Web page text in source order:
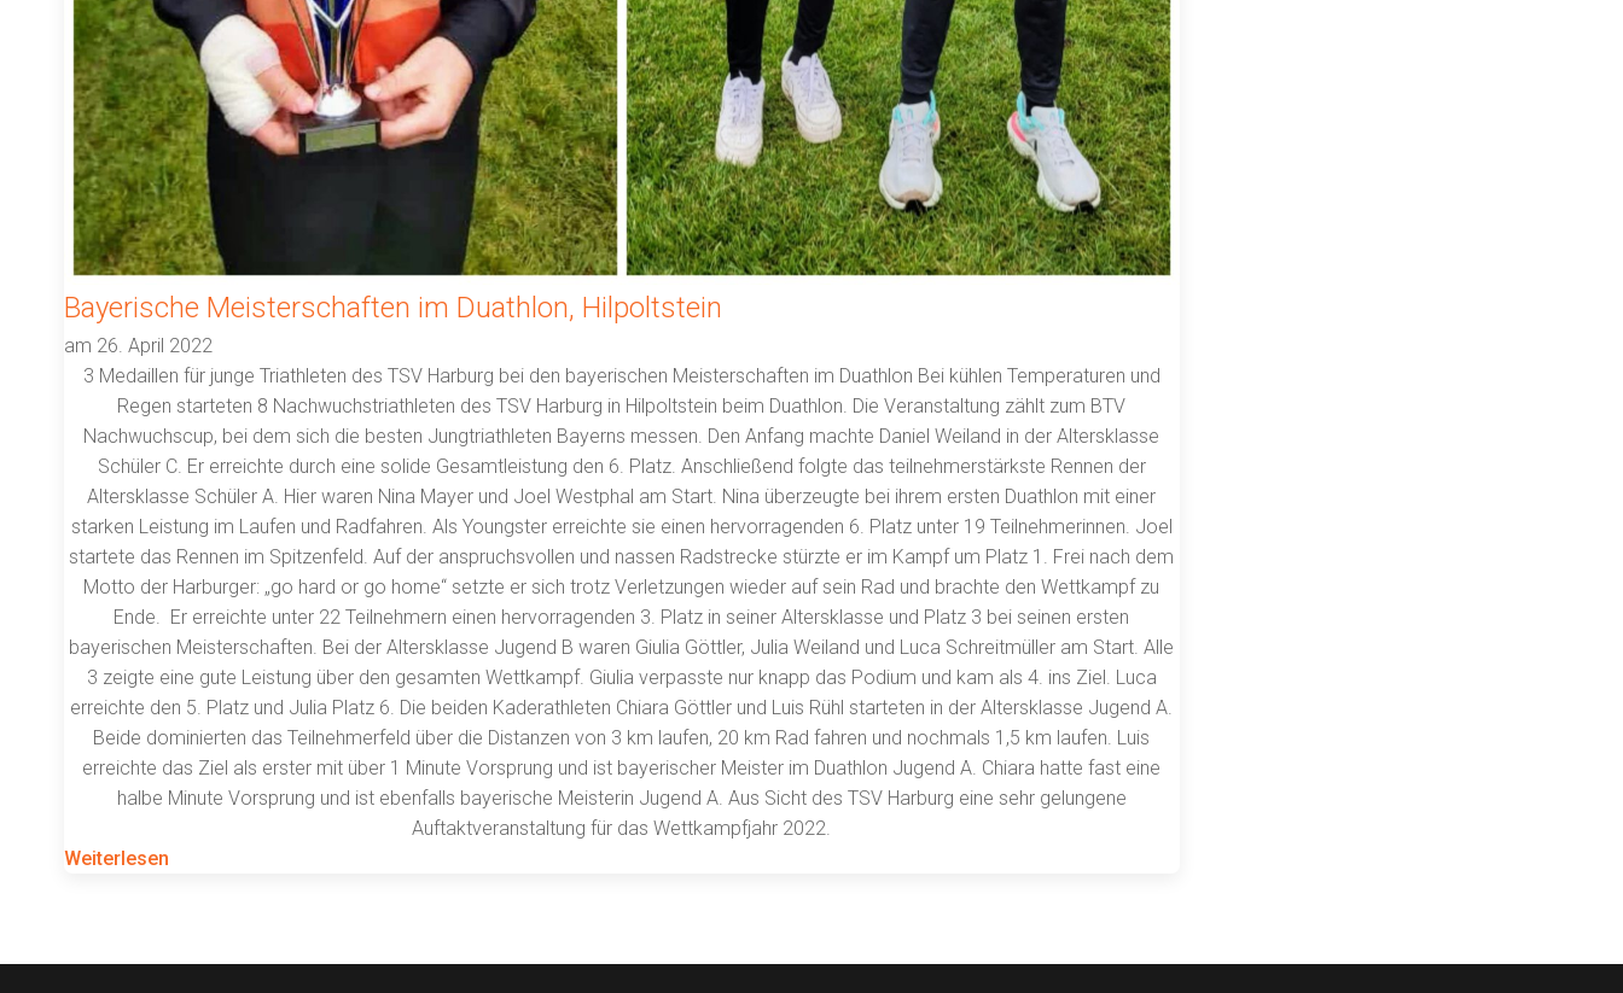
Bayerische Meisterschaften im Duathlon, Hilpoltstein
am 26. April 2022
3 Medaillen für junge Triathleten des TSV Harburg bei den bayerischen Meisterschaften im Duathlon Bei kühlen Temperaturen und
Regen starteten 8 Nachwuchstriathleten des TSV Harburg in Hilpoltstein beim Duathlon. Die Veranstaltung zählt zum BTV
Nachwuchscup, bei dem sich die besten Jungtriathleten Bayerns messen. Den Anfang machte Daniel Weiland in der Altersklasse
Schüler C. Er erreichte durch eine solide Gesamtleistung den 6. Platz. Anschließend folgte das teilnehmerstärkste Rennen der
Altersklasse Schüler A. Hier waren Nina Mayer und Joel Westphal am Start. Nina überzeugte bei ihrem ersten Duathlon mit einer
starken Leistung im Laufen und Radfahren. Als Youngster erreichte sie einen hervorragenden 6. Platz unter 19 Teilnehmerinnen. Joel
startete das Rennen im Spitzenfeld. Auf der anspruchsvollen und nassen Radstrecke stürzte er im Kampf um Platz 1. Frei nach dem
Motto der Harburger: „go hard or go home“ setzte er sich trotz Verletzungen wieder auf sein Rad und brachte den Wettkampf zu
Ende. Er erreichte unter 22 Teilnehmern einen hervorragenden 3. Platz in seiner Altersklasse und Platz 3 bei seinen ersten
bayerischen Meisterschaften. Bei der Altersklasse Jugend B waren Giulia Göttler, Julia Weiland und Luca Schreitmüller am Start. Alle
3 zeigte eine gute Leistung über den gesamten Wettkampf. Giulia verpasste nur knapp das Podium und kam als 4. ins Ziel. Luca
erreichte den 5. Platz und Julia Platz 6. Die beiden Kaderathleten Chiara Göttler und Luis Rühl starteten in der Altersklasse Jugend A.
Beide dominierten das Teilnehmerfeld über die Distanzen von 3 km laufen, 20 km Rad fahren und nochmals 1,5 km laufen. Luis
erreichte das Ziel als erster mit über 1 Minute Vorsprung und ist bayerischer Meister im Duathlon Jugend A. Chiara hatte fast eine
halbe Minute Vorsprung und ist ebenfalls bayerische Meisterin Jugend A. Aus Sicht des TSV Harburg eine sehr gelungene
Auftaktveranstaltung für das Wettkampfjahr 2022.
Weiterlesen